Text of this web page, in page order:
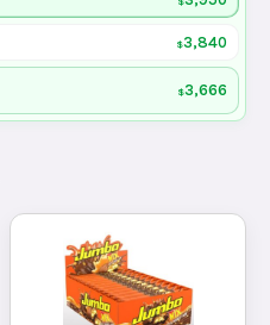
$3,840
$3,666